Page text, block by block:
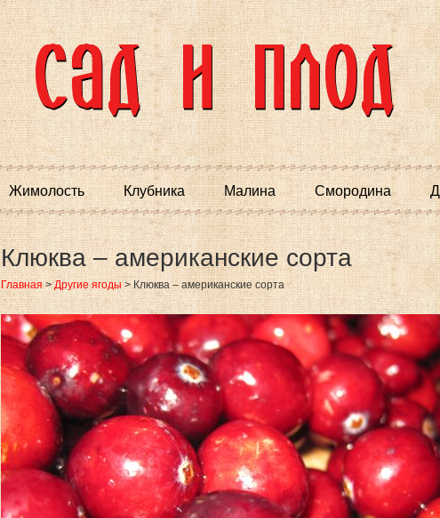
Жимолость Клубника Малина Смородина
Клюква – американские сорта
Главная>Другие ягоды>Клюква – американские сорта